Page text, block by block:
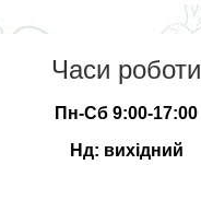
Часи роботи
Пн-Сб 9:00-17:00
Нд: вихідний